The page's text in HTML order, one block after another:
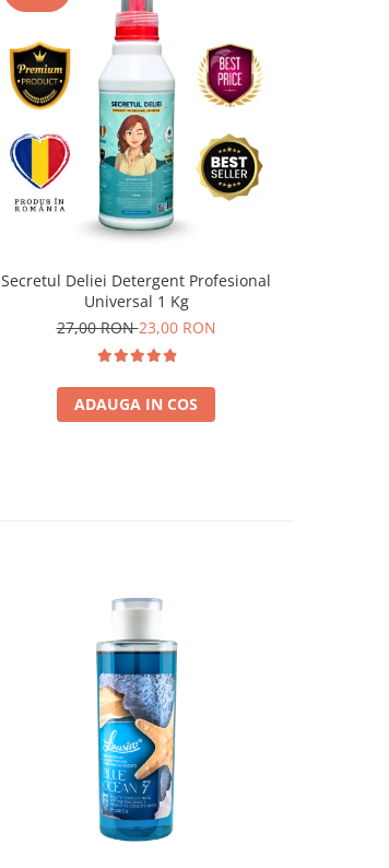
Secretul Deliei Detergent Profesional
Universal 1 Kg
27,00 RON23,00 RON
ADAUGA IN COS